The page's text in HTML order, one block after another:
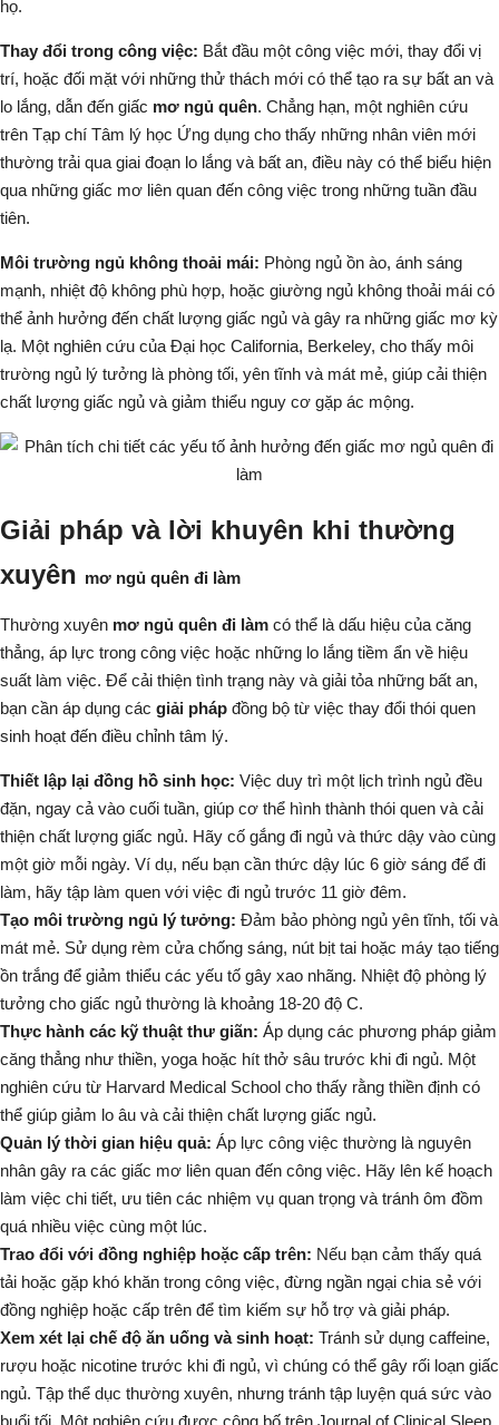
họ.
Thay đổi trong công việc: Bắt đầu một công việc mới, thay đổi vị
trí, hoặc đối mặt với những thử thách mới có thể tạo ra sự bất an và
lo lắng, dẫn đến giấc mơ ngủ quên. Chẳng hạn, một nghiên cứu
trên Tạp chí Tâm lý học Ứng dụng cho thấy những nhân viên mới
thường trải qua giai đoạn lo lắng và bất an, điều này có thể biểu hiện
qua những giấc mơ liên quan đến công việc trong những tuần đầu
tiên.
Môi trường ngủ không thoải mái: Phòng ngủ ồn ào, ánh sáng
mạnh, nhiệt độ không phù hợp, hoặc giường ngủ không thoải mái có
thể ảnh hưởng đến chất lượng giấc ngủ và gây ra những giấc mơ kỳ
lạ. Một nghiên cứu của Đại học California, Berkeley, cho thấy môi
trường ngủ lý tưởng là phòng tối, yên tĩnh và mát mẻ, giúp cải thiện
chất lượng giấc ngủ và giảm thiểu nguy cơ gặp ác mộng.
Giải pháp và lời khuyên khi thường
xuyên mơ ngủ quên đi làm
Thường xuyên mơ ngủ quên đi làm có thể là dấu hiệu của căng
thẳng, áp lực trong công việc hoặc những lo lắng tiềm ẩn về hiệu
suất làm việc. Để cải thiện tình trạng này và giải tỏa những bất an,
bạn cần áp dụng các giải pháp đồng bộ từ việc thay đổi thói quen
sinh hoạt đến điều chỉnh tâm lý.
Thiết lập lại đồng hồ sinh học: Việc duy trì một lịch trình ngủ đều
đặn, ngay cả vào cuối tuần, giúp cơ thể hình thành thói quen và cải
thiện chất lượng giấc ngủ. Hãy cố gắng đi ngủ và thức dậy vào cùng
một giờ mỗi ngày. Ví dụ, nếu bạn cần thức dậy lúc 6 giờ sáng để đi
làm, hãy tập làm quen với việc đi ngủ trước 11 giờ đêm.
Tạo môi trường ngủ lý tưởng: Đảm bảo phòng ngủ yên tĩnh, tối và
mát mẻ. Sử dụng rèm cửa chống sáng, nút bịt tai hoặc máy tạo tiếng
ồn trắng để giảm thiểu các yếu tố gây xao nhãng. Nhiệt độ phòng lý
tưởng cho giấc ngủ thường là khoảng 18-20 độ C.
Thực hành các kỹ thuật thư giãn: Áp dụng các phương pháp giảm
căng thẳng như thiền, yoga hoặc hít thở sâu trước khi đi ngủ. Một
nghiên cứu từ Harvard Medical School cho thấy rằng thiền định có
thể giúp giảm lo âu và cải thiện chất lượng giấc ngủ.
Quản lý thời gian hiệu quả: Áp lực công việc thường là nguyên
nhân gây ra các giấc mơ liên quan đến công việc. Hãy lên kế hoạch
làm việc chi tiết, ưu tiên các nhiệm vụ quan trọng và tránh ôm đồm
quá nhiều việc cùng một lúc.
Trao đổi với đồng nghiệp hoặc cấp trên: Nếu bạn cảm thấy quá
tải hoặc gặp khó khăn trong công việc, đừng ngần ngại chia sẻ với
đồng nghiệp hoặc cấp trên để tìm kiếm sự hỗ trợ và giải pháp.
Xem xét lại chế độ ăn uống và sinh hoạt: Tránh sử dụng caffeine,
rượu hoặc nicotine trước khi đi ngủ, vì chúng có thể gây rối loạn giấc
ngủ. Tập thể dục thường xuyên, nhưng tránh tập luyện quá sức vào
buổi tối. Một nghiên cứu được công bố trên Journal of Clinical Sleep